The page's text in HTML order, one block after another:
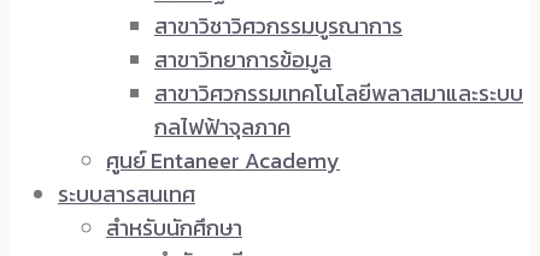
สาขาวิชาวิศวกรรมบูรณาการ
สาขาวิทยาการข้อมูล
สาขาวิศวกรรมเทคโนโลยีพลาสมาและระบบ
กลไฟฟ้าจุลภาค
ศูนย์ Entaneer Academy
ระบบสารสนเทศ
สำหรับนักศึกษา